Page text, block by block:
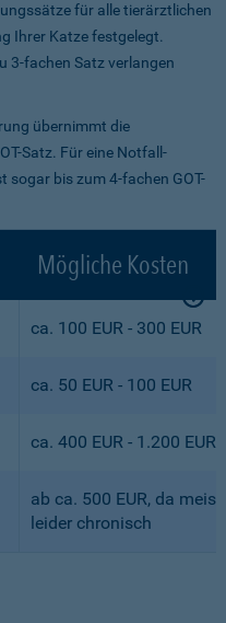
für alle tierärztlichen
Ihrer Katze festgelegt.
3-fachen Satz verlangen
übernimmt die
Satz. Für eine Notfall-
bis zum 4-fachen GOT-
Mögliche Kosten
ca. 100 EUR - 300 EUR
ca. 50 EUR - 100 EUR
ca. 400 EUR - 1.200 EUR
ab ca. 500 EUR, da
leider chronisch